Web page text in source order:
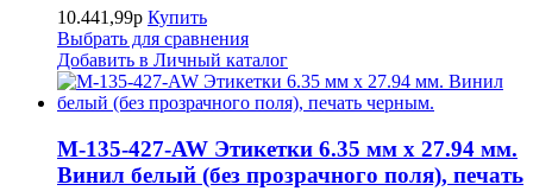
10.441,99р Купить
Выбрать для сравнения
Добавить в Личный каталог
M-135-427-AW Этикетки 6.35 мм х 27.94 мм.
Винил белый (без прозрачного поля), печать